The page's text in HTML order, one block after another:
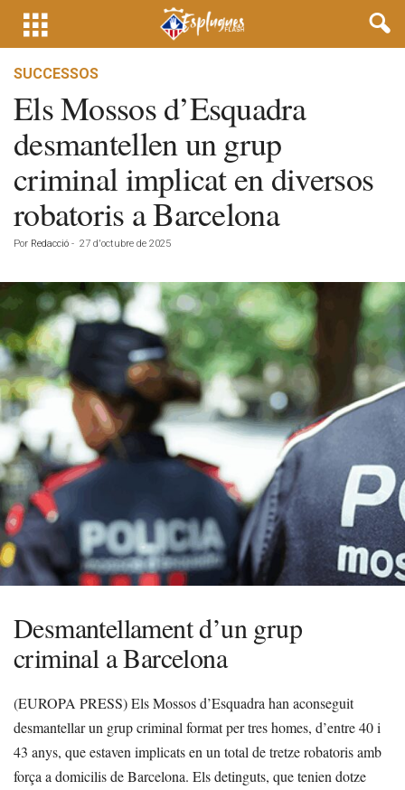
SUCCESSOS
Els Mossos d’Esquadra
desmantellen un grup
criminal implicat en diversos
robatoris a Barcelona
Por Redacció - 27 d'octubre de 2025
Desmantellament d’un grup
criminal a Barcelona
(EUROPA PRESS) Els Mossos d’Esquadra han aconseguit
desmantellar un grup criminal format per tres homes, d’entre 40 i
43 anys, que estaven implicats en un total de tretze robatoris amb
força a domicilis de Barcelona. Els detinguts, que tenien dotze